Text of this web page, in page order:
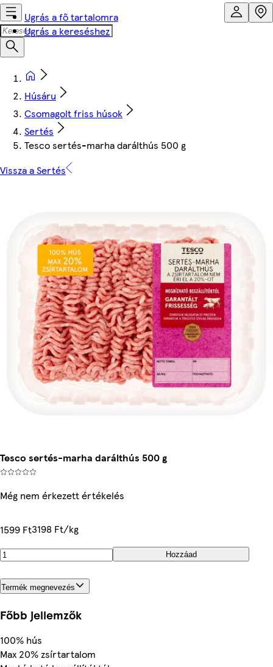
Ugrás a fő tartalomra
Ugrás a kereséshez
Húsáru
Csomagolt friss húsok
Sertés
Tesco sertés-marha darálthús 500 g
Vissza a Sertés
Tesco sertés-marha darálthús 500 g
Még nem érkezett értékelés
1599 Ft3198 Ft/kg
Hozzáad
Termék megnevezés
Főbb jellemzők
100% hús
Max 20% zsírtartalom